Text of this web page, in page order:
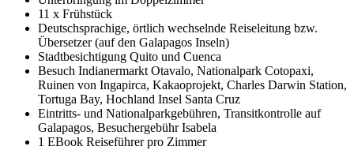
11 x Frühstück
Deutschsprachige, örtlich wechselnde Reiseleitung bzw.
Übersetzer (auf den Galapagos Inseln)
Stadtbesichtigung Quito und Cuenca
Besuch Indianermarkt Otavalo, Nationalpark Cotopaxi,
Ruinen von Ingapirca, Kakaoprojekt, Charles Darwin Station,
Tortuga Bay, Hochland Insel Santa Cruz
Eintritts- und Nationalparkgebühren, Transitkontrolle auf
Galapagos, Besuchergebühr Isabela
1 EBook Reiseführer pro Zimmer